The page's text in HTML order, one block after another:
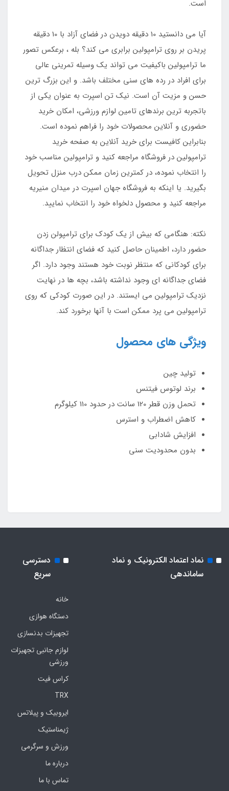
است.
آیا می دانستید 10 دقیقه دویدن در فضای آزاد با 10 دقیقه
پریدن بر روی ترامپولین برابری می کند؟ بله ، برعکس تصور
ما ترامپولین باکیفیت می تواند یک وسیله تمرینی عالی
برای افراد در رده های سنی مختلف باشد. و این بزرگ ترین
حسن و مزیت آن است. نیک تن اسپرت به عنوان یکی از
باتجربه ترین برندهای تامین لوازم ورزشی، امکان خرید
حضوری و آنلاین محصولات خود را فراهم نموده است.
بنابراین کافیست برای خرید آنلاین به صفحه خرید
ترامپولین در فروشگاه مراجعه کنید و ترامپولین مناسب خود
را انتخاب نموده، در کمترین زمان ممکن درب منزل تحویل
بگیرید. یا اینکه به فروشگاه جهان اسپرت در میدان منیریه
مراجعه کنید و محصول دلخواه خود را انتخاب نمایید.
نکته: هنگامی که بیش از یک کودک برای ترامپولن زدن
حضور دارد، اطمینان حاصل کنید که فضای انتظار جداگانه
برای کودکانی که منتظر نوبت خود هستند وجود دارد. اگر
فضای جداگانه ای وجود نداشته باشد، بچه ها در نهایت
نزدیک ترامپولین می ایستند. در این صورت کودکی که روی
ترامپولین می پرد ممکن است با آنها برخورد کند.
ویژگی های محصول
تولید چین
برند لوتوس فیتنس
تحمل وزن قطر 120 سانت در حدود 110 کیلوگرم
کاهش اضطراب و استرس
افزایش شادابی
بدون محدودیت سنی
نماد اعتماد الکترونیک و نماد
ساماندهی
دسترسی
سریع
خانه
دستگاه هوازی
تجهیزات بدنسازی
لوازم جانبی تجهیزات
ورزشی
کراس فیت
TRX
ایروبیک و پیلاتس
ژیمناستیک
ورزش و سرگرمی
درباره ما
تماس با ما